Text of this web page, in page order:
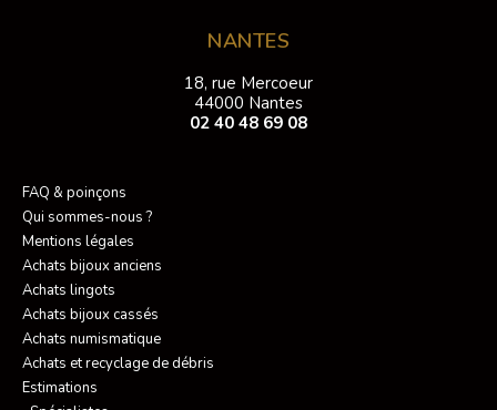
NANTES
18, rue Mercoeur
44000 Nantes
02 40 48 69 08
FAQ & poinçons
Qui sommes-nous ?
Mentions légales
Achats bijoux anciens
Achats lingots
Achats bijoux cassés
Achats numismatique
Achats et recyclage de débris
Estimations